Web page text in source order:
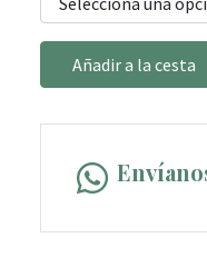
Añadir a la cesta